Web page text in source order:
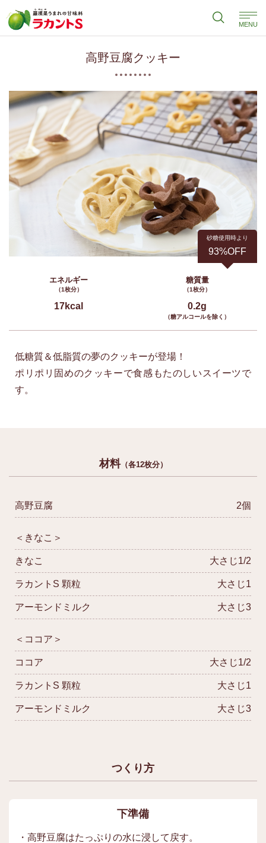
MENU
高野豆腐クッキー
砂糖使用時より
93%OFF
エネルギー
（1枚分）
17kcal
糖質量
（1枚分）
0.2g
（糖アルコールを除く）
低糖質＆低脂質の夢のクッキーが登場！
ポリポリ固めのクッキーで食感もたのしいスイーツで
す。
材料（各12枚分）
高野豆腐 2個
＜きなこ＞
きなこ 大さじ1/2
ラカントS 顆粒 大さじ1
アーモンドミルク 大さじ3
＜ココア＞
ココア 大さじ1/2
ラカントS 顆粒 大さじ1
アーモンドミルク 大さじ3
つくり方
下準備
・高野豆腐はたっぷりの水に浸して戻す。